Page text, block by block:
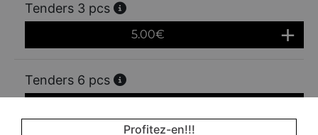
Tenders 3 pcs
5.00€
Tenders 6 pcs
Profitez-en!!!